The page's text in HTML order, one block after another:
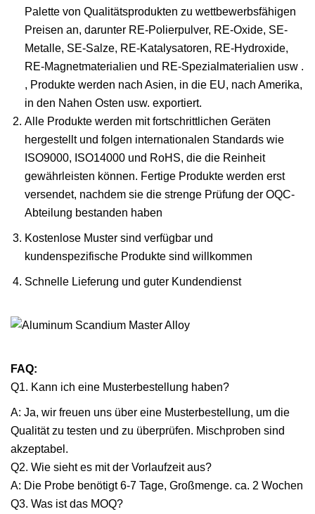
Palette von Qualitätsprodukten zu wettbewerbsfähigen
Preisen an, darunter RE-Polierpulver, RE-Oxide, SE-
Metalle, SE-Salze, RE-Katalysatoren, RE-Hydroxide,
RE-Magnetmaterialien und RE-Spezialmaterialien usw .
, Produkte werden nach Asien, in die EU, nach Amerika,
in den Nahen Osten usw. exportiert.
Alle Produkte werden mit fortschrittlichen Geräten
hergestellt und folgen internationalen Standards wie
ISO9000, ISO14000 und RoHS, die die Reinheit
gewährleisten können. Fertige Produkte werden erst
versendet, nachdem sie die strenge Prüfung der OQC-
Abteilung bestanden haben
Kostenlose Muster sind verfügbar und
kundenspezifische Produkte sind willkommen
Schnelle Lieferung und guter Kundendienst
FAQ:
Q1. Kann ich eine Musterbestellung haben?
A: Ja, wir freuen uns über eine Musterbestellung, um die
Qualität zu testen und zu überprüfen. Mischproben sind
akzeptabel.
Q2. Wie sieht es mit der Vorlaufzeit aus?
A: Die Probe benötigt 6-7 Tage, Großmenge. ca. 2 Wochen
Q3. Was ist das MOQ?